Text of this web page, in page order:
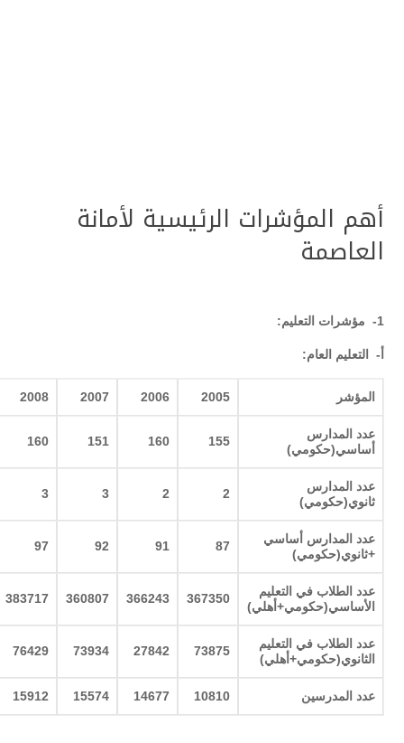
أهم المؤشرات الرئيسية لأمانة
العاصمة
1- مؤشرات التعليم:
أ‌- التعليم العام:
المؤشر 2005
2006
2007
2008
عدد المدارس
أساسي(حكومي)
155
160
151
160
عدد المدارس
ثانوي(حكومي)
2
2
3
3
عدد المدارس أساسي
+ثانوي(حكومي)
87
91
92
97
عدد الطلاب في التعليم
الأساسي(حكومي+أهلي)
367350
366243
360807
383717
عدد الطلاب في التعليم
الثانوي(حكومي+أهلي)
73875
27842
73934
76429
عدد المدرسين 10810
14677
15574
15912